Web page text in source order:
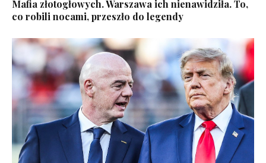
Mafia złotogłowych. Warszawa ich nienawidziła. To,
co robili nocami, przeszło do legendy